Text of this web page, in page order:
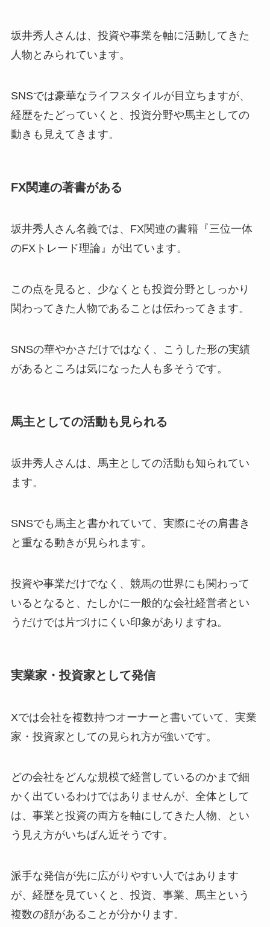
坂井秀人さんは、投資や事業を軸に活動してきた
人物とみられています。
SNSでは豪華なライフスタイルが目立ちますが、
経歴をたどっていくと、投資分野や馬主としての
動きも見えてきます。
FX関連の著書がある
坂井秀人さん名義では、FX関連の書籍『三位一体
のFXトレード理論』が出ています。
この点を見ると、少なくとも投資分野としっかり
関わってきた人物であることは伝わってきます。
SNSの華やかさだけではなく、こうした形の実績
があるところは気になった人も多そうです。
馬主としての活動も見られる
坂井秀人さんは、馬主としての活動も知られてい
ます。
SNSでも馬主と書かれていて、実際にその肩書き
と重なる動きが見られます。
投資や事業だけでなく、競馬の世界にも関わって
いるとなると、たしかに一般的な会社経営者とい
うだけでは片づけにくい印象がありますね。
実業家・投資家として発信
Xでは会社を複数持つオーナーと書いていて、実業
家・投資家としての見られ方が強いです。
どの会社をどんな規模で経営しているのかまで細
かく出ているわけではありませんが、全体として
は、事業と投資の両方を軸にしてきた人物、とい
う見え方がいちばん近そうです。
派手な発信が先に広がりやすい人ではあります
が、経歴を見ていくと、投資、事業、馬主という
複数の顔があることが分かります。